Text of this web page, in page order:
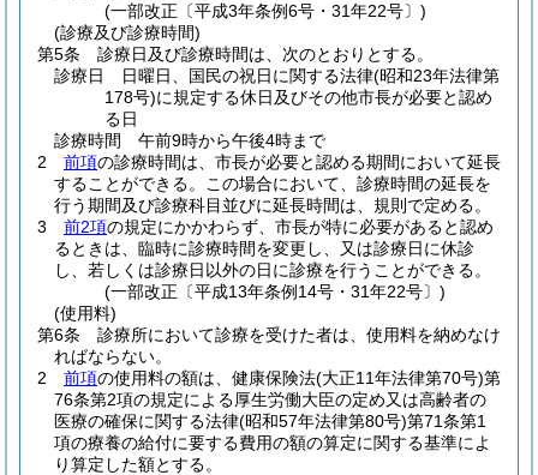
(一部改正〔平成3年条例6号・31年22号〕)
(診療及び診療時間)
第5条
診療日及び診療時間は、次のとおりとする。
診療日 日曜日、国民の祝日に関する法律(昭和23年法律第
178号)に規定する休日及びその他市長が必要と認め
る日
診療時間 午前9時から午後4時まで
2
前項の診療時間は、市長が必要と認める期間において延長
することができる。
この場合において、診療時間の延長を
行う期間及び診療科目並びに延長時間は、規則で定める。
3
前2項の規定にかかわらず、市長が特に必要があると認め
るときは、臨時に診療時間を変更し、又は診療日に休診
し、若しくは診療日以外の日に診療を行うことができる。
(一部改正〔平成13年条例14号・31年22号〕)
(使用料)
第6条
診療所において診療を受けた者は、使用料を納めなけ
ればならない。
2
前項の使用料の額は、健康保険法(大正11年法律第70号)第
76条第2項の規定による厚生労働大臣の定め又は高齢者の
医療の確保に関する法律(昭和57年法律第80号)第71条第1
項の療養の給付に要する費用の額の算定に関する基準によ
り算定した額とする。